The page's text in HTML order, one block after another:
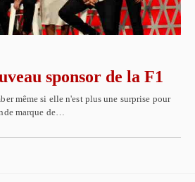
sponsor de la F1
même si elle n'est plus une surprise pour
marque de…